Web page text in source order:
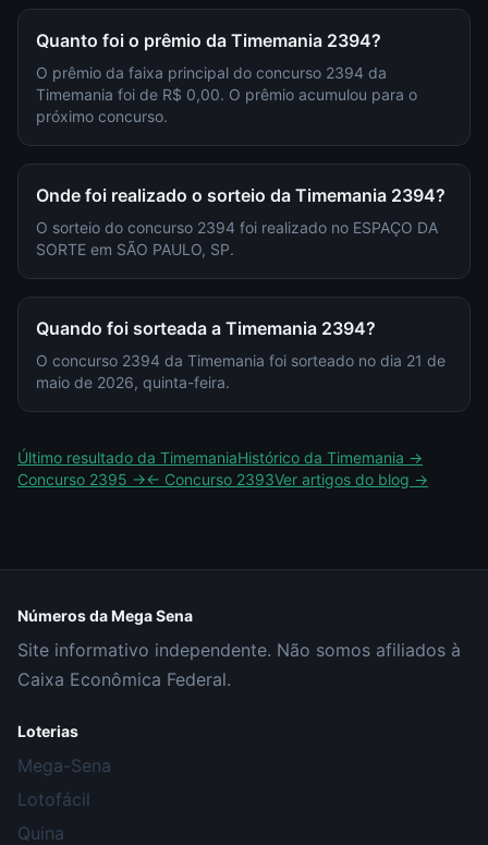
Quanto foi o prêmio da Timemania 2394?
O prêmio da faixa principal do concurso 2394 da
Timemania foi de R$ 0,00. O prêmio acumulou para o
próximo concurso.
Onde foi realizado o sorteio da Timemania 2394?
O sorteio do concurso 2394 foi realizado no ESPAÇO DA
SORTE em SÃO PAULO, SP.
Quando foi sorteada a Timemania 2394?
O concurso 2394 da Timemania foi sorteado no dia 21 de
maio de 2026, quinta-feira.
Último resultado da TimemaniaHistórico da Timemania →
Concurso 2395 →← Concurso 2393Ver artigos do blog →
Números da Mega Sena
Site informativo independente. Não somos afiliados à
Caixa Econômica Federal.
Loterias
Mega-Sena
Lotofácil
Quina